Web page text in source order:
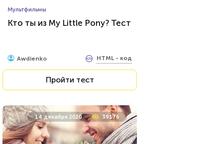
Мультфильмы
Кто ты из My Little Pony? Тест
Awdienko HTML - код
Пройти тест
14 декабря 2020 39176